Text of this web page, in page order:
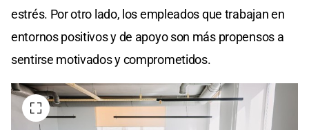
estrés. Por otro lado, los empleados que trabajan en
entornos positivos y de apoyo son más propensos a
sentirse motivados y comprometidos.